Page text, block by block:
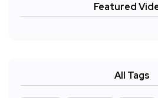
Featured
All Tags